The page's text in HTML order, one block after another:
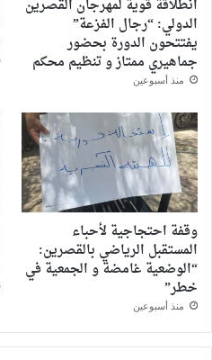
انطلاقة قوية لمهرجان القصرين
الدولي: “رجال الفزعة”
يفتتحون الدورة بحضور
جماهيري ممتاز و تنظيم محكم
منذ أسبوعين
وقفة احتجاجية لأحباء
المستقبل الرياضي بالقصرين:
“الوضعية غامضة و الجمعية في
خطر”
منذ أسبوعين